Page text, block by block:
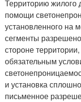
Территорию жилого
помощи
установленного на
сегменты
стороне
обязательным
и установка
письменное